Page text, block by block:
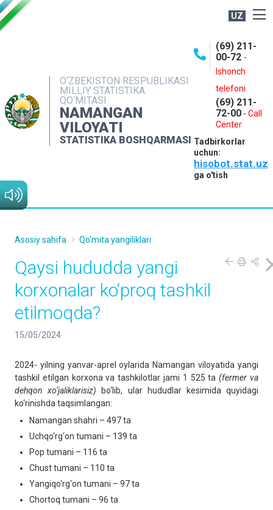
UZ
O‘ZBEKISTON RESPUBLIKASI
MILLIY STATISTIKA
QO‘MITASI
NAMANGAN
VILOYATI
STATISTIKA BOSHQARMASI
(69) 211-
00-72 -
Ishonch
telefoni
(69) 211-
72-00 - Call
Center
Tadbirkorlar
uchun:
hisobot.stat.uz
ga o'tish
NASHRLAR
INTERAKTIV XIZMATLAR
MATBUOT XIZMATI
MUROJAATLAR
Asosiy sahifa Qo'mita yangiliklari
Qaysi hududda yangi
korxonalar ko‘proq tashkil
etilmoqda?
15/05/2024
2024- yilning yanvar-aprel oylarida Namangan viloyatida yangi
tashkil etilgan korxona va tashkilotlar jami 1 525 ta(fermer va
dehqon xo‘jaliklarisiz) bo‘lib, ular hududlar kesimida quyidagi
ko‘rinishda taqsimlangan:
Namangan shahri – 497 ta
Uchqo‘rg‘on tumani – 139 ta
Pop tumani – 116 ta
Chust tumani – 110 ta
Yangiqo‘rg‘on tumani – 97 ta
Chortoq tumani – 96 ta